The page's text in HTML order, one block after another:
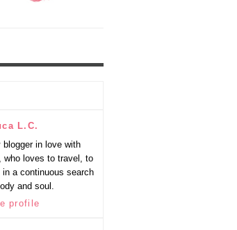
L.C.
blogger in love with
who loves to travel, to
in a continuous search
and soul.
profile